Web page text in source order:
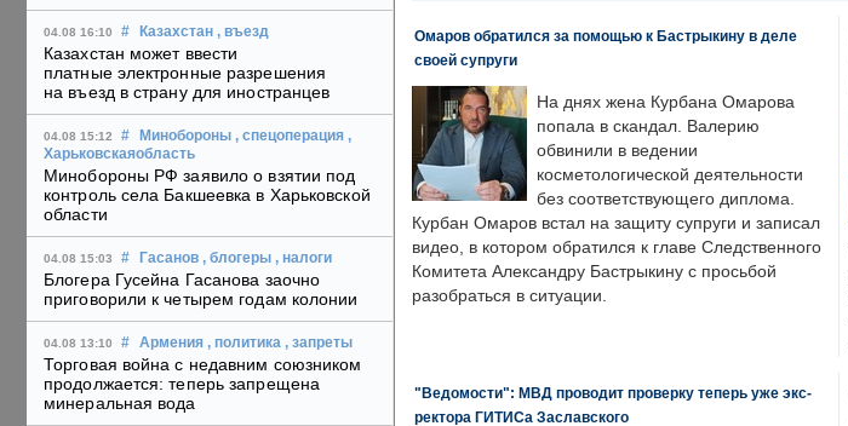
04.08 16:10 # Казахстан , въезд
Казахстан может ввести
платные электронные разрешения
на въезд в страну для иностранцев
04.08 15:12 # Минобороны , спецоперация ,
Харьковскаяобласть
Минобороны РФ заявило о взятии под
контроль села Бакшеевка в Харьковской
области
04.08 15:03 # Гасанов , блогеры , налоги
Блогера Гусейна Гасанова заочно
приговорили к четырем годам колонии
04.08 13:10 # Армения , политика , запреты
Торговая война с недавним союзником
продолжается: теперь запрещена
минеральная вода
Омаров обратился за помощью к Бастрыкину в деле
своей супруги
На днях жена Курбана Омарова
попала в скандал. Валерию
обвинили в ведении
косметологической деятельности
без соответствующего диплома.
Курбан Омаров встал на защиту супруги и записал
видео, в котором обратился к главе Следственного
Комитета Александру Бастрыкину с просьбой
разобраться в ситуации.
"Ведомости": МВД проводит проверку теперь уже экс-
ректора ГИТИСа Заславского